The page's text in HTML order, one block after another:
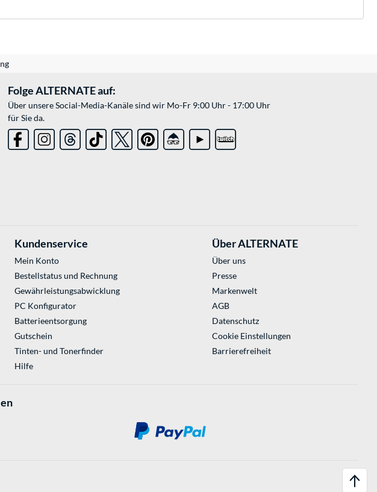
Folge ALTERNATE auf:
Über unsere Social-Media-Kanäle sind wir Mo-Fr 9:00 Uhr - 17:00 Uhr
für Sie da.
Kundenservice
Mein Konto
Bestellstatus und Rechnung
Gewährleistungsabwicklung
PC Konfigurator
Batterieentsorgung
Gutschein
Tinten- und Tonerfinder
Hilfe
Über ALTERNATE
Über uns
Presse
Markenwelt
AGB
Datenschutz
Cookie Einstellungen
Barrierefreiheit